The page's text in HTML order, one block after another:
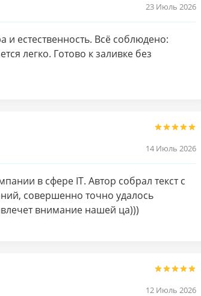
23 Июль 2026
и естественность. Всё соблюдено:
легко. Готово к заливке без
14 Июль 2026
в сфере IT. Автор собрал текст с
совершенно точно удалось
внимание нашей ца)))
12 Июль 2026